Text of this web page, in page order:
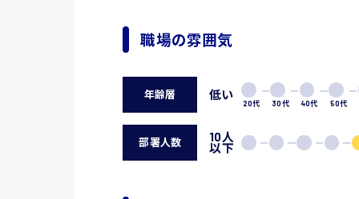
職場の雰囲気
年齢層 低い
20代 30代 40代 50代
部署人数 10人
以下